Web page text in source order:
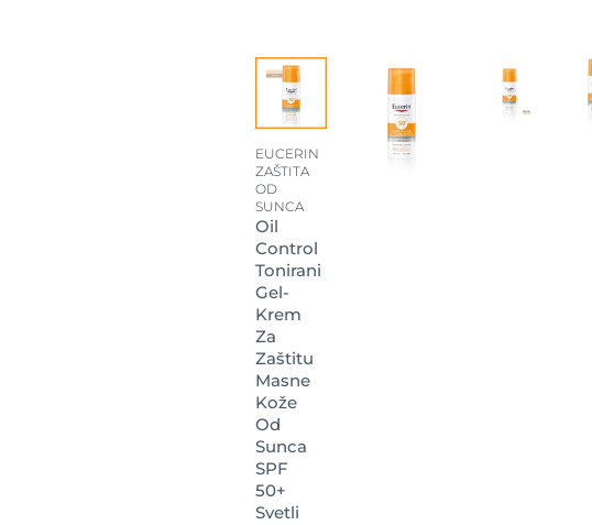
EUCERIN
ZAŠTITA
OD
SUNCA
Oil
Control
Tonirani
Gel-
Krem
Za
Zaštitu
Masne
Kože
Od
Sunca
SPF
50+
Svetli